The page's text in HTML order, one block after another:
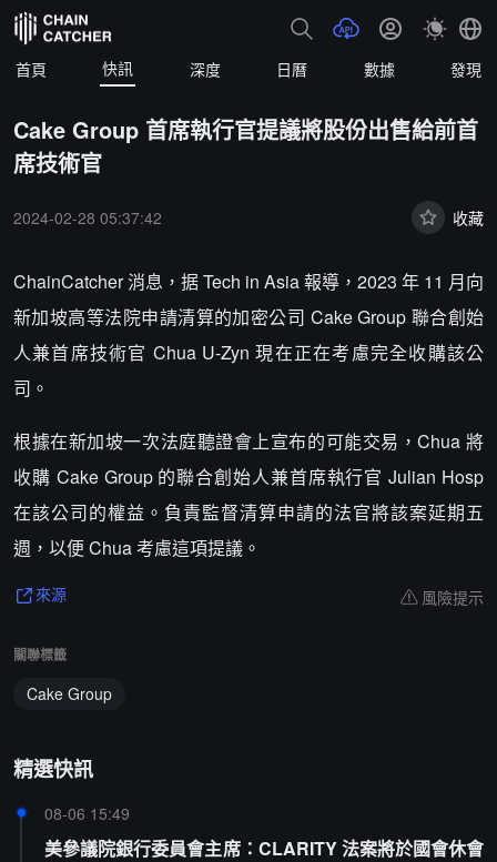
首頁 快訊 深度 日曆 數據 發現
Cake Group 首席執行官提議將股份出售給前首
席技術官
2024-02-28 05:37:42 收藏
ChainCatcher 消息，据 Tech in Asia 報導，2023 年 11 月向
新加坡高等法院申請清算的加密公司 Cake Group 聯合創始
人兼首席技術官 Chua U-Zyn 現在正在考慮完全收購該公
司。
根據在新加坡一次法庭聽證會上宣布的可能交易，Chua 將
收購 Cake Group 的聯合創始人兼首席執行官 Julian Hosp
在該公司的權益。負責監督清算申請的法官將該案延期五
週，以便 Chua 考慮這項提議。
來源 風險提示
關聯標籤
Cake Group
精選快訊
08-06 15:49
美參議院銀行委員會主席：CLARITY 法案將於國會休會